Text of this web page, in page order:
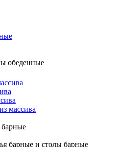
обеденные
массива
барные
барные и столы барные